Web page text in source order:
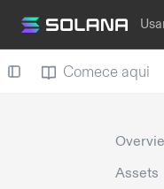
Comece aqui
Assets